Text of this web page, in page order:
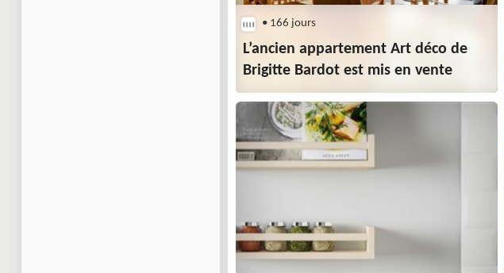
• 166 jours
L’ancien appartement Art déco de
Brigitte Bardot est mis en vente